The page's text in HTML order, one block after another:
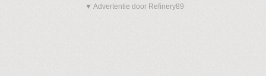
▼ Advertentie door Refinery89